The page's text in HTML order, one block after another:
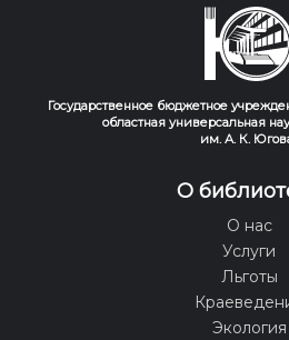
Государственное бюджетное
областная универсальная
им. А. К.
О
О нас
Услуги
Льготы
Экология